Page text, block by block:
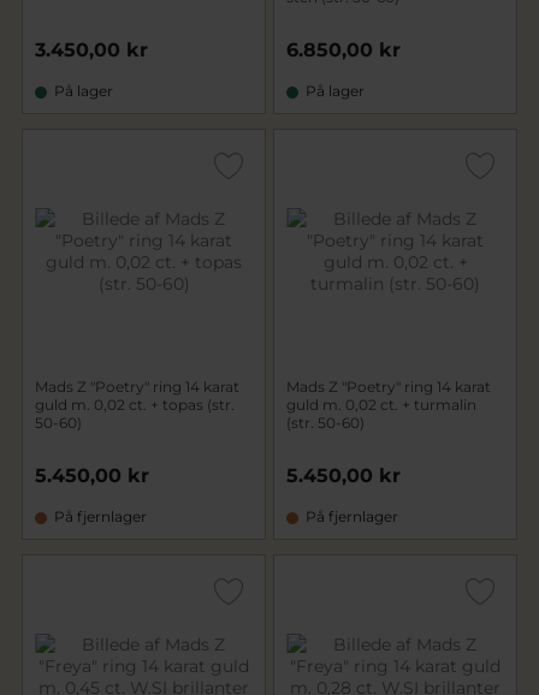
3.450,00 kr
På lager
6.850,00 kr
På lager
Mads Z "Poetry" ring 14 karat
guld m. 0,02 ct. + topas (str.
50-60)
5.450,00 kr
På fjernlager
Mads Z "Poetry" ring 14 karat
guld m. 0,02 ct. + turmalin
(str. 50-60)
5.450,00 kr
På fjernlager